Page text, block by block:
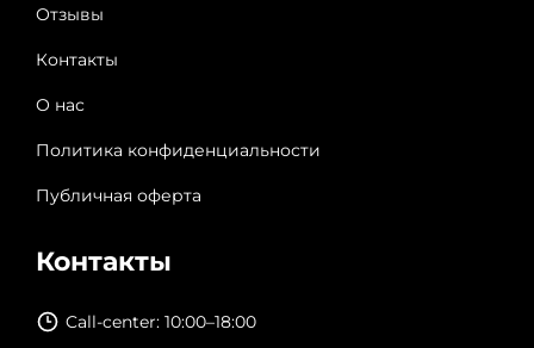
Отзывы
Контакты
О нас
Политика конфиденциальности
Публичная оферта
Контакты
Call-center: 10:00–18:00